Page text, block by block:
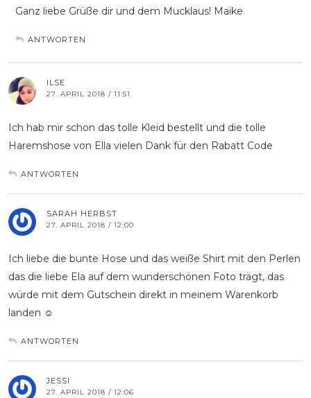
Ganz liebe Grüße dir und dem Mucklaus! Maike
ANTWORTEN
ILSE
27. APRIL 2018 / 11:51
Ich hab mir schon das tolle Kleid bestellt und die tolle
Haremshose von Ella vielen Dank für den Rabatt Code
ANTWORTEN
SARAH HERBST
27. APRIL 2018 / 12:00
Ich liebe die bunte Hose und das weiße Shirt mit den Perlen
das die liebe Ela auf dem wunderschönen Foto trägt, das
würde mit dem Gutschein direkt in meinem Warenkorb
landen ☺️
ANTWORTEN
JESSI
27. APRIL 2018 / 12:06